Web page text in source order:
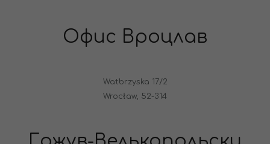
Офис Вроцлав
Watbrzyska 17/2
Wrocław, 52-314